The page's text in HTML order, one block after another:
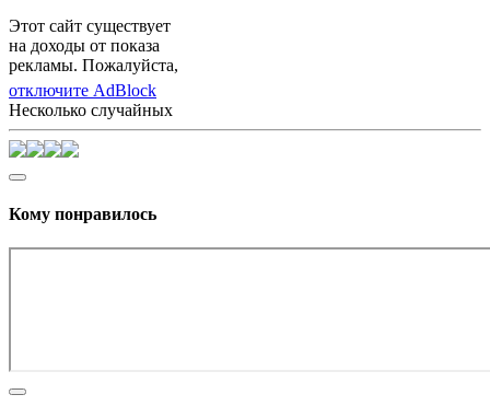
Этот сайт существует
на доходы от показа
рекламы. Пожалуйста,
отключите AdBlock
Несколько случайных
Кому понравилось